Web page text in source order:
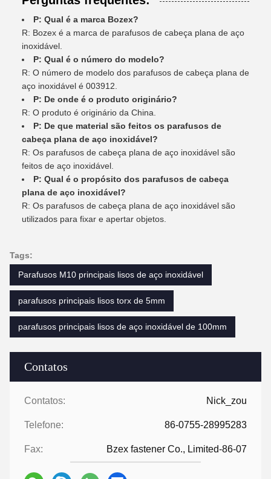
Contatos
Contatos: Nick_zou
Telefone: 86-0755-28995283
Fax: Bzex fastener Co., Limited-86-07
P: Qual é a marca Bozex?
R: Bozex é a marca de parafusos de cabeça plana de aço
inoxidável.
P: Qual é o número do modelo?
R: O número de modelo dos parafusos de cabeça plana de
aço inoxidável é 003912.
P: De onde é o produto originário?
R: O produto é originário da China.
P: De que material são feitos os parafusos de
cabeça plana de aço inoxidável?
R: Os parafusos de cabeça plana de aço inoxidável são
feitos de aço inoxidável.
P: Qual é o propósito dos parafusos de cabeça
plana de aço inoxidável?
R: Os parafusos de cabeça plana de aço inoxidável são
utilizados para fixar e apertar objetos.
Tags:
Parafusos M10 principais lisos de aço inoxidável
parafusos principais lisos torx de 5mm
parafusos principais lisos de aço inoxidável de 100mm